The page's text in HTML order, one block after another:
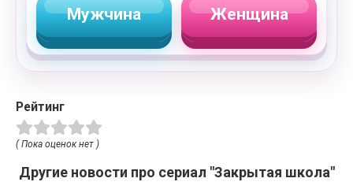
Мужчина Женщина
Рейтинг
( Пока оценок нет )
Другие новости про сериал "Закрытая школа"